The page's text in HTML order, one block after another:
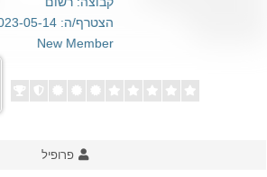
הצטרף/ה: 2023-05-14
New Member
פרופיל